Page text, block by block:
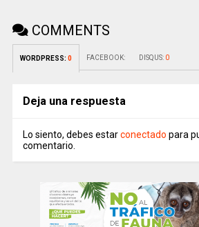
COMMENTS
WORDPRESS: 0 FACEBOOK: DISQUS: 0
Deja una respuesta
Lo siento, debes estarconectado para
comentario.